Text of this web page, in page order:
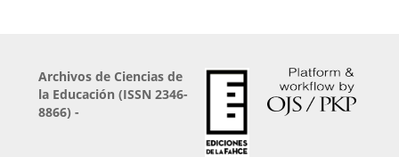
Archivos de Ciencias de
la Educación (ISSN 2346-
8866) -